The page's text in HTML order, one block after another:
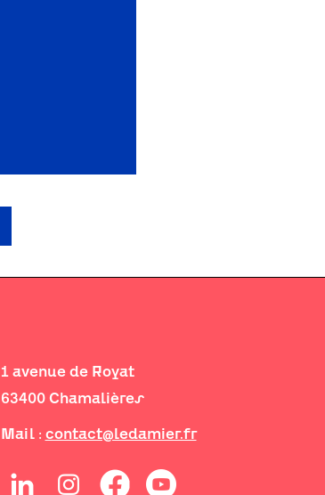
1 avenue de Royat
63400 Chamalières
Mail : contact@ledamier.fr